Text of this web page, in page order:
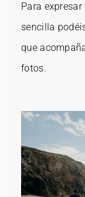
Para
sencilla
que
fotos.